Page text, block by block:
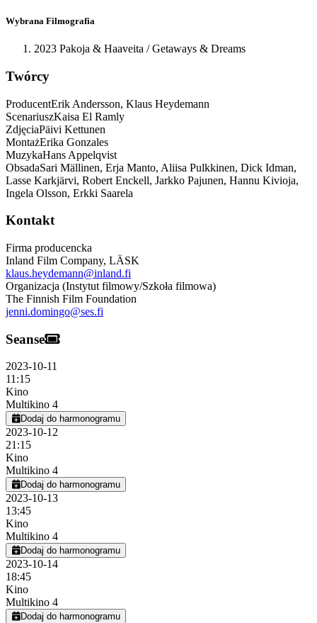
Wybrana Filmografia
2023 Pakoja & Haaveita / Getaways & Dreams
Twórcy
ProducentErik Andersson, Klaus Heydemann
ScenariuszKaisa El Ramly
ZdjęciaPäivi Kettunen
MontażErika Gonzales
MuzykaHans Appelqvist
ObsadaSari Mällinen, Erja Manto, Aliisa Pulkkinen, Dick Idman,
Lasse Karkjärvi, Robert Enckell, Jarkko Pajunen, Hannu Kivioja,
Ingela Olsson, Erkki Saarela
Kontakt
Firma producencka
Inland Film Company, LÄSK
klaus.heydemann@inland.fi
Organizacja (Instytut filmowy/Szkoła filmowa)
The Finnish Film Foundation
jenni.domingo@ses.fi
Seanse
2023-10-11
11:15
Kino
Multikino 4
Dodaj do harmonogramu
2023-10-12
21:15
Kino
Multikino 4
Dodaj do harmonogramu
2023-10-13
13:45
Kino
Multikino 4
Dodaj do harmonogramu
2023-10-14
18:45
Kino
Multikino 4
Dodaj do harmonogramu